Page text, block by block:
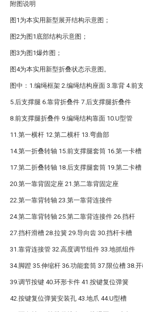
附图说明
图1为本实用新型展开结构示意图；
图2为图1底部结构示意图；
图3为图1爆炸图；
图4为本实用新型折叠状态示意图。
图中：1.编绳框架 2.编绳结构座面 3.靠背 4.前
5.后支撑腿 6.靠背折叠件 7.后支撑腿折叠件
8.前支撑腿折叠件 9.编绳结构靠面 10.U型管
11.第一横杆 12.第二横杆 13.弯曲部
14.第一折叠转轴 15.前支撑腿套筒 16.第一卡槽
17.第二折叠转轴 18.后支撑腿套筒 19.第二卡槽
20.第一靠背固定座 21.第二靠背固定座
22.第一靠背转轴 23.第一靠背连接件
24.第二靠背转轴 25.第二靠背连接件 26.挡杆
27.挡杆滑槽 28.拉簧 29.导向齿 30.挡杆卡槽
31.靠背连接管 32.高度调节组件 33.地抓组件
34.脚蹬 35.伸缩杆 36.功能套筒 37.限位槽 38.
39.调节按键 40.环形卡件 41.按键复位弹簧
42.按键复位弹簧安装孔 43.地爪 44.U型槽